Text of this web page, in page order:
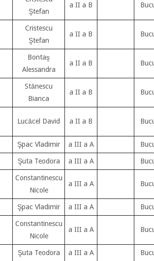
Ştefan
a II a B
Cristescu
Ştefan
a II a B
Bontaş
Alessandra
a II a B
Stănescu
Bianca
a II a B
Lucăcel David a II a B
Şpac Vladimir a III a A
Şuta Teodora a III a A
Constantinescu
Nicole
a III a A
Şpac Vladimir a III a A
Constantinescu
Nicole
a III a A
Şuta Teodora a III a A